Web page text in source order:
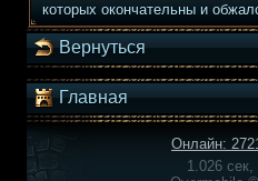
которых окончательны и
Вернуться
Главная
Онлайн:
1.026 сек,